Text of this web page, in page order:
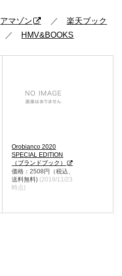
アマゾン ／楽天ブック
／ HMV&BOOKS
Orobianco 2020
SPECIAL EDITION
（ブランドブック）
価格：2508円（税込、
送料無料) (2019/11/23
時点)